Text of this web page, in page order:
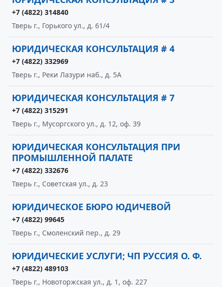
+7 (4822) 314840
Тверь г., Горького ул., д. 61/4
ЮРИДИЧЕСКАЯ КОНСУЛЬТАЦИЯ # 4
+7 (4822) 332969
Тверь г., Реки Лазури наб., д. 5А
ЮРИДИЧЕСКАЯ КОНСУЛЬТАЦИЯ # 7
+7 (4822) 315291
Тверь г., Мусоргского ул., д. 12, оф. 39
ЮРИДИЧЕСКАЯ КОНСУЛЬТАЦИЯ ПРИ
ПРОМЫШЛЕННОЙ ПАЛАТЕ
+7 (4822) 332676
Тверь г., Советская ул., д. 23
ЮРИДИЧЕСКОЕ БЮРО ЮДИЧЕВОЙ
+7 (4822) 99645
Тверь г., Смоленский пер., д. 29
ЮРИДИЧЕСКИЕ УСЛУГИ; ЧП РУССИЯ О. Ф.
+7 (4822) 489103
Тверь г., Новоторжская ул., д. 1, оф. 227